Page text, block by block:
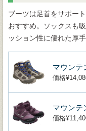
ブーツは足首をサポー
おすすめ。ソックスも
ッション性に優れた厚手
マウンテ
価格
マウンテ
価格